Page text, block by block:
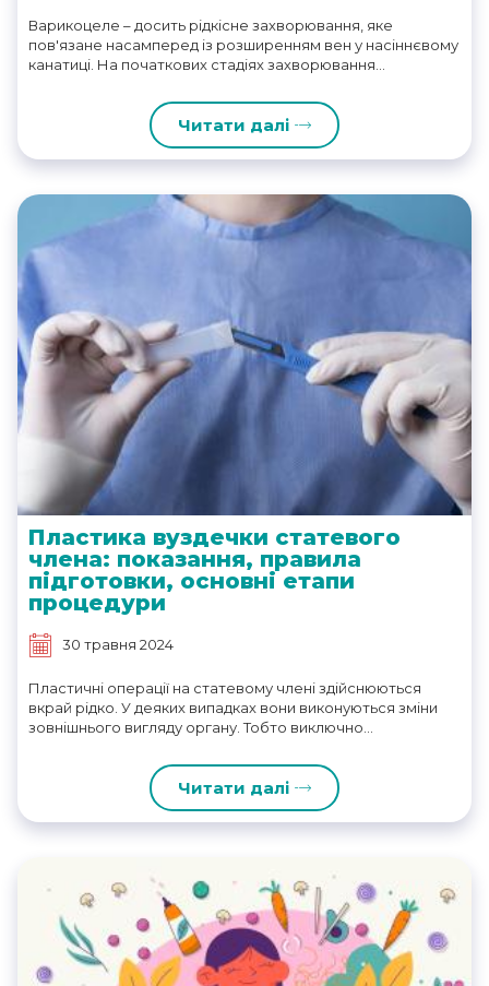
Варикоцеле – досить рідкісне захворювання, яке
пов'язане насамперед із розширенням вен у насіннєвому
канатиці. На початкових стадіях захворювання...
Читати далі
Пластика вуздечки статевого
члена: показання, правила
підготовки, основні етапи
процедури
30 травня 2024
Пластичні операції на статевому члені здійснюються
вкрай рідко. У деяких випадках вони виконуються зміни
зовнішнього вигляду органу. Тобто виключно...
Читати далі